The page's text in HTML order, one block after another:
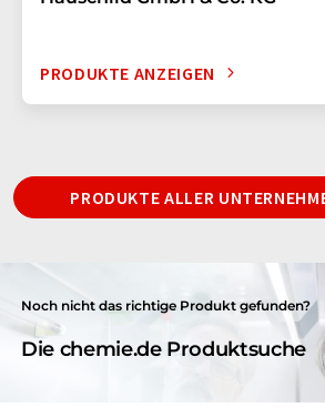
PRODUKTE ANZEIGEN
PRODUKTE ALLER
Noch nicht das richtige Produkt gefunden?
Die chemie.de Produktsuche